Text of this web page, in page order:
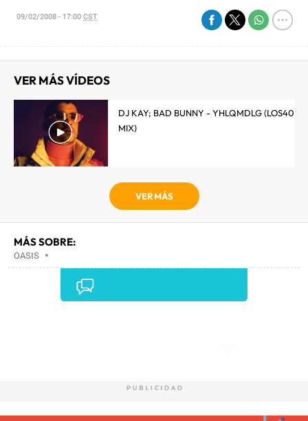
09/02/2008 - 17:00CST
VER MÁS VÍDEOS
DJ KAY; BAD BUNNY - YHLQMDLG (LOS40
MIX)
VER MÁS
MÁS SOBRE:
OASIS •